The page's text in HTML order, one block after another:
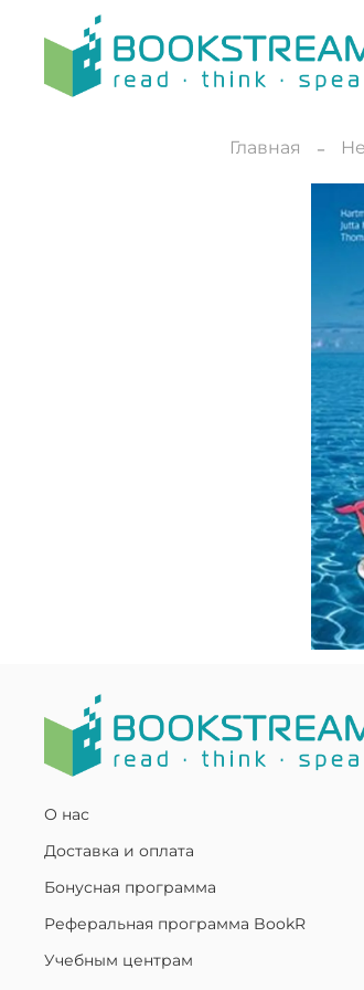
Главная
О нас
Доставка и оплата
Бонусная программа
Реферальная программа BookR
Учебным центрам